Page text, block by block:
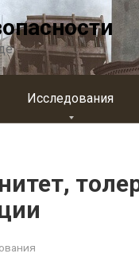
Исследования